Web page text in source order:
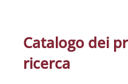
Catalogo dei
ricerca